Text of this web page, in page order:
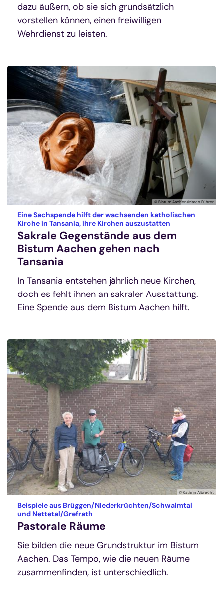
dazu äußern, ob sie sich grundsätzlich
vorstellen können, einen freiwilligen
Wehrdienst zu leisten.
© Bistum Aachen/Marco Führer
Eine Sachspende hilft der wachsenden katholischen
Kirche in Tansania, ihre Kirchen auszustatten
Sakrale Gegenstände aus dem
Bistum Aachen gehen nach
Tansania
In Tansania entstehen jährlich neue Kirchen,
doch es fehlt ihnen an sakraler Ausstattung.
Eine Spende aus dem Bistum Aachen hilft.
© Kathrin Albrecht
Beispiele aus Brüggen/NIederkrüchten/Schwalmtal
und Nettetal/Grefrath
Pastorale Räume
Sie bilden die neue Grundstruktur im Bistum
Aachen. Das Tempo, wie die neuen Räume
zusammenfinden, ist unterschiedlich.